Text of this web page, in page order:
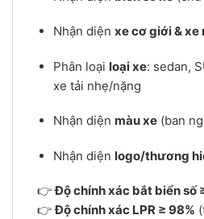
Nhận diện xe cơ giới & xe
Phân loại loại xe: sedan,
xe tải nhẹ/nặng
Nhận diện màu xe(ban
Nhận diện logo/thương
👉Độ chính xác bắt biển số
👉Độ chính xác LPR ≥ 98%